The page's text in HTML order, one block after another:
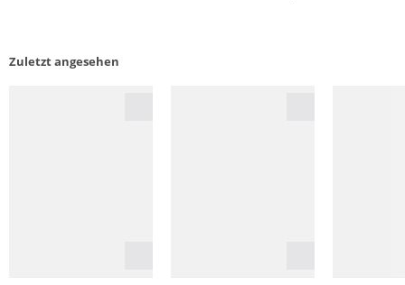
Zuletzt angesehen